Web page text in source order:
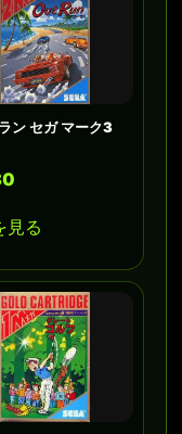
ン セガ マーク3
見る